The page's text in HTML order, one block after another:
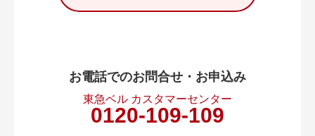
お電話でのお問合せ・お申込み
東急ベル カスタマーセンター
0120-109-109